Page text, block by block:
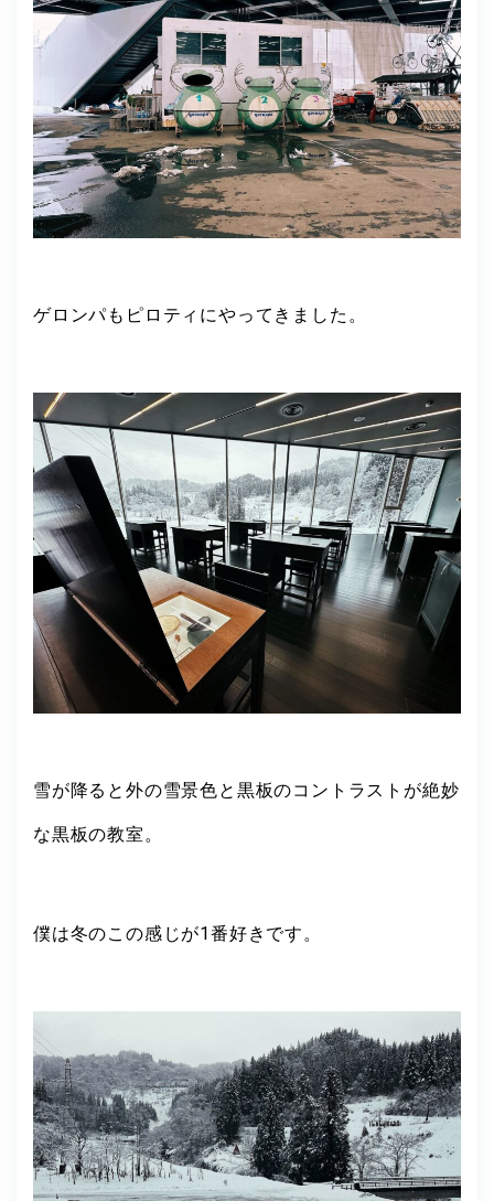
ゲロンパもピロティにやってきました。
雪が降ると外の雪景色と黒板のコントラストが絶妙
な黒板の教室。
僕は冬のこの感じが1番好きです。